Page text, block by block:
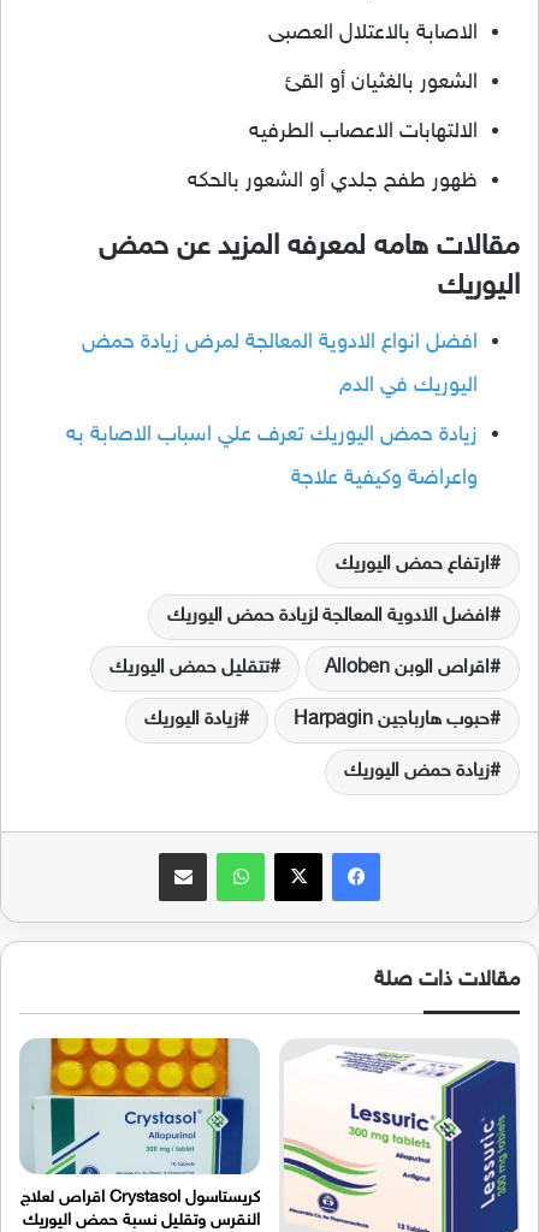
الاصابة بالاعتلال العصبى
الشعور بالغثيان أو القئ
الالتهابات الاعصاب الطرفيه
ظهور طفح جلدي أو الشعور بالحكه
مقالات هامه لمعرفه المزيد عن حمض
اليوريك
افضل انواع الادوية المعالجة لمرض زيادة حمض
اليوريك في الدم
زيادة حمض اليوريك تعرف علي اسباب الاصابة به
واعراضة وكيفية علاجة
ارتفاع حمض اليوريك
افضل الادوية المعالجة لزيادة حمض اليوريك
اقراص الوبن Alloben تتقليل حمض اليوريك
حبوب هارباجين Harpagin زيادة اليوريك
زيادة حمض اليوريك
فيسبوك‫X واتساب مشاركة عبر البريد
مقالات ذات صلة
كريستاسول Crystasol اقراص لعلاج
النقرس وتقليل نسبة حمض اليوريك